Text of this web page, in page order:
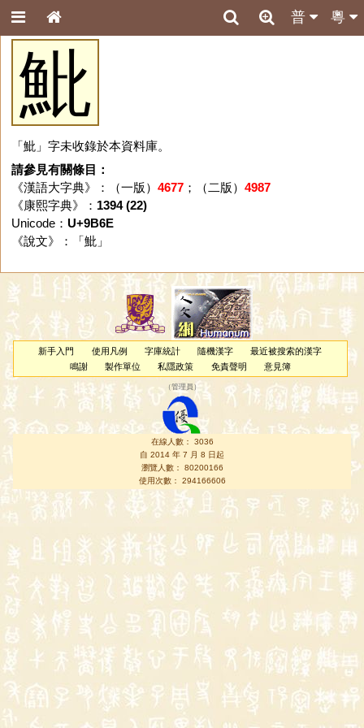
粵
普
魮
「魮」字未收錄於本資料庫。
請參見有關條目：
《漢語大字典》：（一版） 4677；（二版） 4987
《康熙字典》： 1394 (22)
Unicode： U+9B6E
《說文》：「 魮」
新手入門 使用凡例 字庫統計 隨機漢字
最近被搜索的漢字
鳴謝
製作單位 私隱政策 免責聲明 意見簿
（管理員 ）
在線人數： 3036
自 2014 年 7 月 8 日起
瀏覽人數： 80200166
使用次數： 294166606